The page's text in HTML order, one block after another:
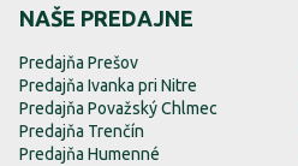
NAŠE PREDAJNE
Predajňa Prešov
Predajňa Ivanka pri Nitre
Predajňa Považský Chlmec
Predajňa Trenčín
Predajňa Humenné